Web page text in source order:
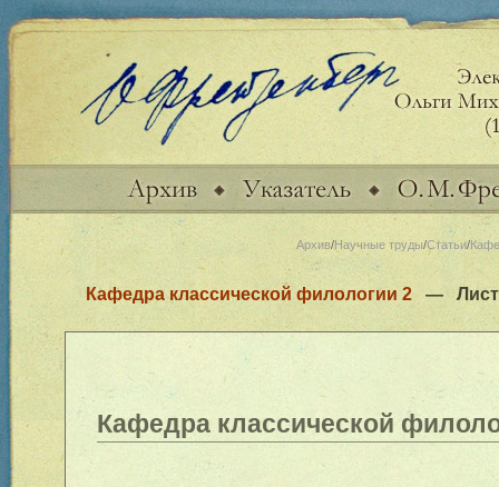
Архив/Научные труды/Статьи/
Кафедра классической филологии 2—
Кафедра классической